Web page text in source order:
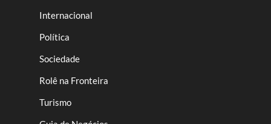
Internacional
Política
Sociedade
Rolê na Fronteira
Turismo